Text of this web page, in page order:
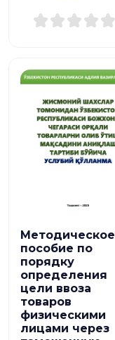
Методическое
пособие по
порядку
определения
цели ввоза
товаров
физическими
лицами через